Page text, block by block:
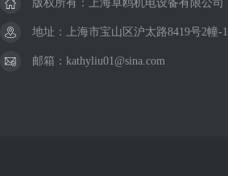
版权所有：上海卓鸥机电设备有限公司
地址：上海市宝山区沪太路8419号2幢-1
邮箱：kathyliu01@sina.com